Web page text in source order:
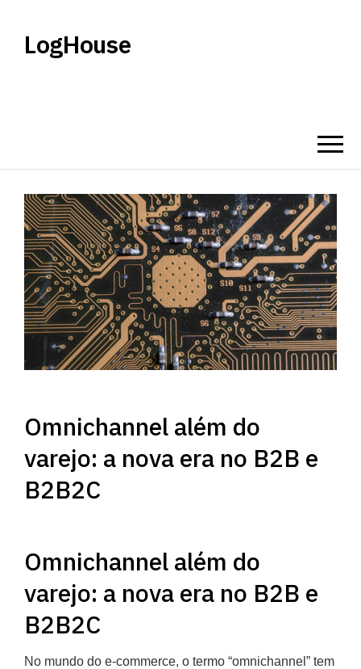
LogHouse
Omnichannel além do
varejo: a nova era no B2B e
B2B2C
Omnichannel além do
varejo: a nova era no B2B e
B2B2C
No mundo do e-commerce, o termo “omnichannel” tem